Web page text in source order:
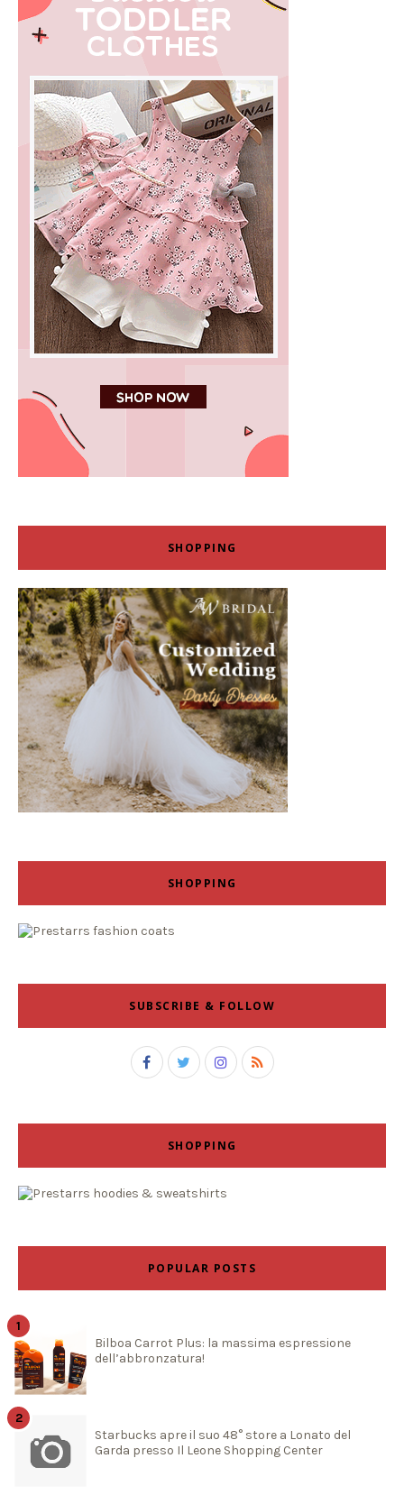
SHOPPING
SHOPPING
SUBSCRIBE & FOLLOW
SHOPPING
POPULAR POSTS
Bilboa Carrot Plus: la massima espressione
dell’abbronzatura!
Starbucks apre il suo 48° store a Lonato del
Garda presso Il Leone Shopping Center